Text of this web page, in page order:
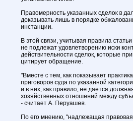
Правомерность указанных сделок в
доказывать лишь в порядке
инстанции.
В этой связи, учитывая правила
не подлежат удовлетворению иски
действительности сделок, которые
цитирует обращение.
"Вместе с тем, как показывает
приговоров суда по указанной
и в них, как правило, не дается
хозяйственных отношений между
- считает А. Перуашев.
По его мнению, "надлежащая